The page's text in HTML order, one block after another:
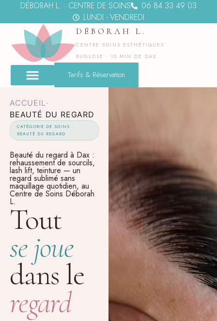
DÉBORAH L. · CENTRE DE SOINS
06 84 33 49 03
LUNDI - VENDREDI
DÉBORAH L.
CENTRE SOINS ESTHÉTIQUES
BUGLOSE · 10 MIN DE DAX
Tarifs & Réservation
ACCUEIL·
BEAUTÉ DU REGARD
CATÉGORIE DE SOINS ·
BEAUTÉ DU REGARD
Beauté du regard à Dax :
rehaussement de sourcils,
lash lift, teinture — un
regard sublimé sans
maquillage quotidien, au
Centre de Soins Déborah
L.
Tout
se joue
dans le
regard